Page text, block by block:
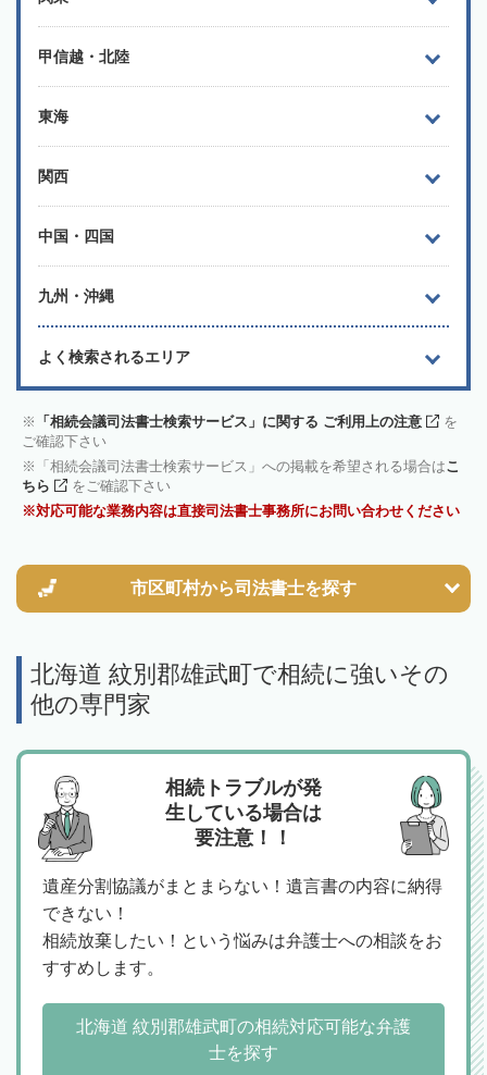
甲信越・北陸
東海
関西
中国・四国
九州・沖縄
よく検索されるエリア
「相続会議司法書士検索サービス」に関する ご利用上の注意
を
ご確認下さい
「相続会議司法書士検索サービス」への掲載を希望される場合はこ
ちら
をご確認下さい
対応可能な業務内容は直接司法書士事務所にお問い合わせください
市区町村から司法書士を探す
北海道 紋別郡雄武町で相続に強いその
他の専門家
相続トラブルが発
生している場合は
要注意！！
遺産分割協議がまとまらない！遺言書の内容に納得
できない！
相続放棄したい！という悩みは弁護士への相談をお
すすめします。
北海道 紋別郡雄武町の相続対応可能な弁護
士を探す